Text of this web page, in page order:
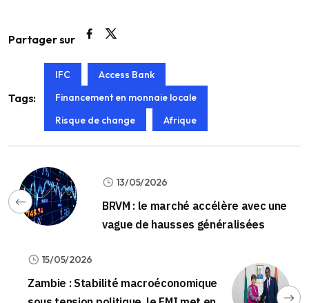
Partager sur
Tags:
IFC
Access Bank
Financement en monnaie locale
Risque de change
Afrique
13/05/2026
BRVM : le marché accélère avec une
vague de hausses généralisées
15/05/2026
Zambie : Stabilité macroéconomique